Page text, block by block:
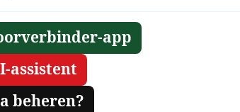
app
assistent
beheren?